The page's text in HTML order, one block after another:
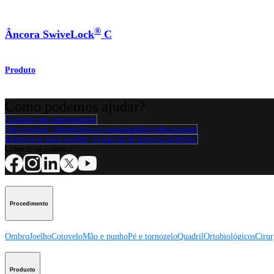
Âncora SwiveLock® C
Produto
Contacte um representante
Veja eventos, laboratórios e oportunidades educacionais
Inscreva-se para receber: O que há de novo na Arthrex?
Procedimento
OmbroJoelhoCotoveloMão e punhoPé e tornozeloQuadrilOrtobiológicos
Producto